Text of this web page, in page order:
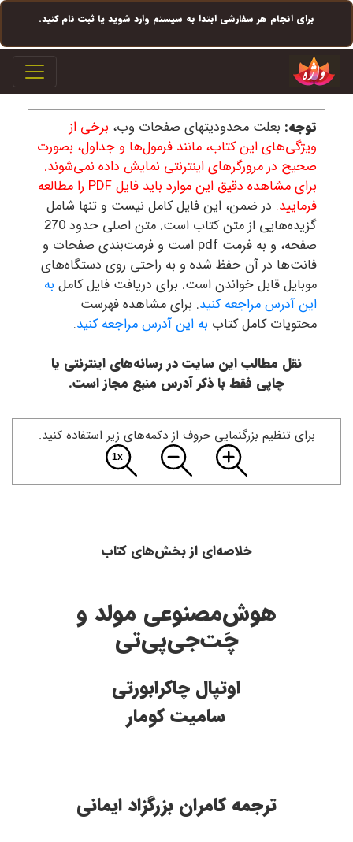
برای انجام هر سفارشی ابتدا به سیستم وارد شوید یا ثبت نام کنید.
توجه: بعلت محدودیتهای صفحات وب، برخی از
ویژگی‌های این کتاب، مانند فرمول‌ها و جداول، بصورت
صحیح در مرورگرهای اینترنتی نمایش داده نمی‌شوند.
برای مشاهده دقیق این موارد باید فایل PDF را مطالعه
فرمایید. در ضمن، این فایل کامل نیست و تنها شامل
گزیده‌هایی از متن کتاب است. متن اصلی حدود 270
صفحه، و به فرمت pdf است و فرمت‌بندی صفحات و
فانت‌ها در آن حفظ شده و به راحتی روی دستگاه‌های
موبایل قابل خواندن است. برای دریافت فایل کامل به
این آدرس مراجعه کنید. برای مشاهده فهرست
محتویات کامل کتاب به این آدرس مراجعه کنید.
نقل مطالب این سایت در رسانه‌های اینترنتی یا
چاپی فقط با ذکر آدرس منبع مجاز است.
برای تنظیم بزرگنمایی حروف از دکمه‌های زیر استفاده کنید.
خلاصه‌ای از بخش‌های کتاب
هوش‌مصنوعی مولد و
چَت‌جی‌پی‌تی
اوتپال چاکرابورتی
سامیت کومار
ترجمه کامران بزرگزاد ایمانی